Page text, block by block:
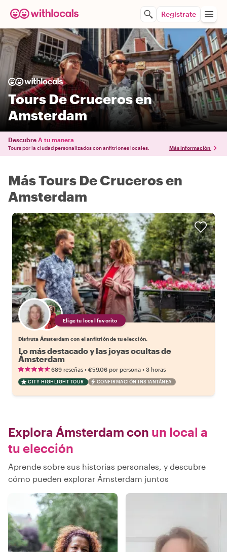
Regístrate
Tours De Cruceros en
Amsterdam
Descubre A tu manera
Tours por la ciudad personalizados con anfitriones locales. Más información
Más Tours De Cruceros en
Amsterdam
Elige tu local favorito
Disfruta Ámsterdam con el anfitrión de tu elección.
Lo más destacado y las joyas ocultas de
Ámsterdam
689 reseñas • €59.06 por persona • 3 horas
CITY HIGHLIGHT TOUR CONFIRMACIÓN INSTANTÁNEA
Explora Ámsterdam con un local a
tu elección
Aprende sobre sus historias personales, y descubre
cómo pueden explorar Ámsterdam juntos